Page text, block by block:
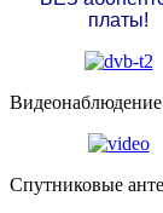
платы!
Видеонаблюдение
Спутниковые